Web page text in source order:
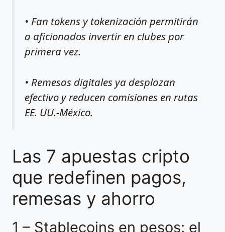
• Fan tokens y tokenización permitirán
a aficionados invertir en clubes por
primera vez.
• Remesas digitales ya desplazan
efectivo y reducen comisiones en rutas
EE. UU.-México.
Las 7 apuestas cripto
que redefinen pagos,
remesas y ahorro
1 – Stablecoins en pesos: el